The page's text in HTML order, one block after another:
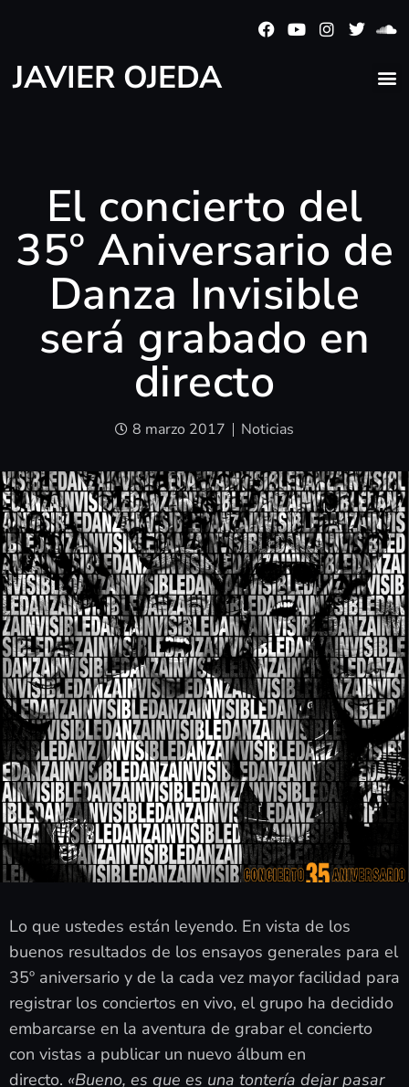
JAVIER OJEDA
El concierto del
35º Aniversario de
Danza Invisible
será grabado en
directo
8 marzo 2017 Noticias
Lo que ustedes están leyendo. En vista de los
buenos resultados de los ensayos generales para el
35º aniversario y de la cada vez mayor facilidad para
registrar los conciertos en vivo, el grupo ha decidido
embarcarse en la aventura de grabar el concierto
con vistas a publicar un nuevo álbum en
directo. «Bueno, es que es una tontería dejar pasar